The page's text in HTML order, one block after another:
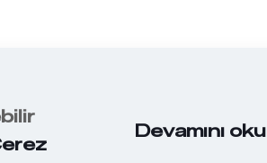
Hakları Saklıdır.©
Devamını oku